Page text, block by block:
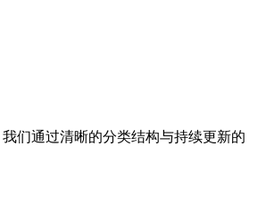
们通过清晰的分类结构与持续更新的